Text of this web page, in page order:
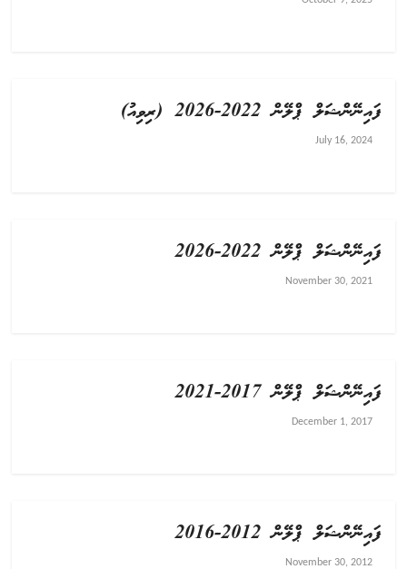
ފައިނޭންޝަލް ޕްލޭން 2022-2026 (ރިވިއު)
July 16, 2024
ފައިނޭންޝަލް ޕްލޭން 2022-2026
November 30, 2021
ފައިނޭންޝަލް ޕްލޭން 2017-2021
December 1, 2017
ފައިނޭންޝަލް ޕްލޭން 2012-2016
November 30, 2012